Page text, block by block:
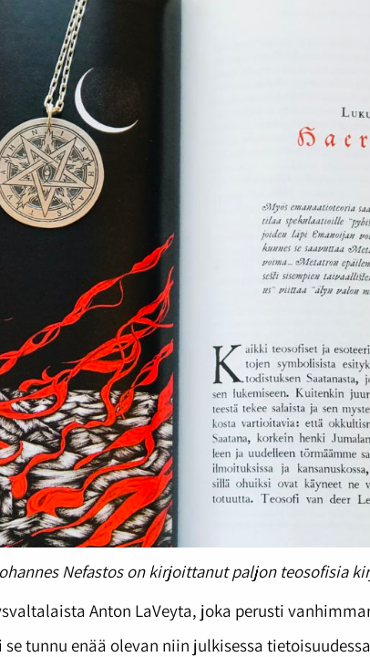
Nefastos on kirjoittanut paljon teosofisia
Anton LaVeyta, joka perusti
tunnu enää olevan niin julkisessa